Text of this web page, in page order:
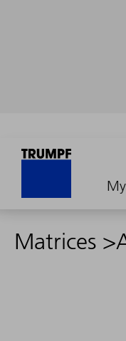
Matrices